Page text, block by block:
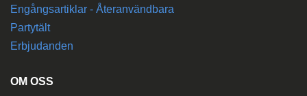
Engångsartiklar - Återanvändbara
Partytält
Erbjudanden
OM OSS